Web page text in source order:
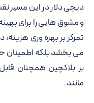
دیجی دلار در این مسیر
و مشوق هایی را برای
تمرکز بر بهره وری هزینه،
می بخشد بلکه اطمینان
بر بلاکچین همچنان
مانند.